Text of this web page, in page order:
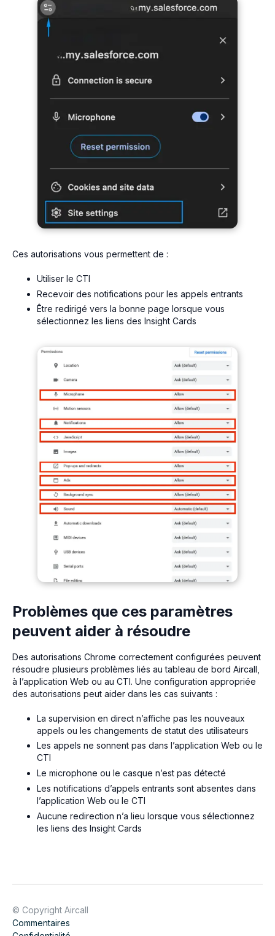
Ces autorisations vous permettent de :
Utiliser le CTI
Recevoir des notifications pour les appels entrants
Être redirigé vers la bonne page lorsque vous
sélectionnez les liens des Insight Cards
Problèmes que ces paramètres
peuvent aider à résoudre
Des autorisations Chrome correctement configurées peuvent
résoudre plusieurs problèmes liés au tableau de bord Aircall,
à l’application Web ou au CTI. Une configuration appropriée
des autorisations peut aider dans les cas suivants :
La supervision en direct n’affiche pas les nouveaux
appels ou les changements de statut des utilisateurs
Les appels ne sonnent pas dans l’application Web ou le
CTI
Le microphone ou le casque n’est pas détecté
Les notifications d’appels entrants sont absentes dans
l’application Web ou le CTI
Aucune redirection n’a lieu lorsque vous sélectionnez
les liens des Insight Cards
© Copyright Aircall
Commentaires